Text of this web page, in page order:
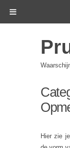
Hier zie